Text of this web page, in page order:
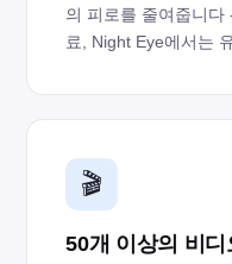
의 피로를 줄여줍니
료, Night Eye에서는
🎬
50개 이상의 비디